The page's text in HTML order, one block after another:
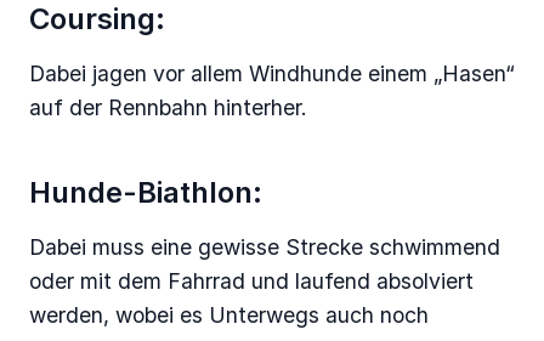
Coursing:
Dabei jagen vor allem Windhunde einem „Hasen“
auf der Rennbahn hinterher.
Hunde-Biathlon:
Dabei muss eine gewisse Strecke schwimmend
oder mit dem Fahrrad und laufend absolviert
werden, wobei es Unterwegs auch noch